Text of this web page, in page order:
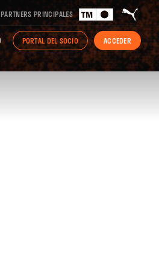
PARTNERS PRINCIPALES
PORTAL DEL SOCIO ACCEDER